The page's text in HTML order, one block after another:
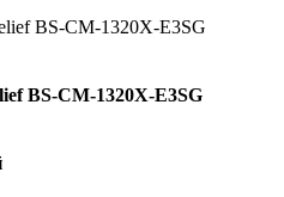
BS-CM-1320X-E3SG